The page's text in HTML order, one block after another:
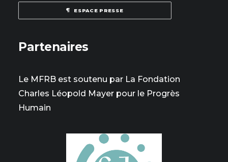
ESPACE PRESSE
Partenaires
Le MFRB est soutenu par La Fondation
Charles Léopold Mayer pour le Progrès
Humain